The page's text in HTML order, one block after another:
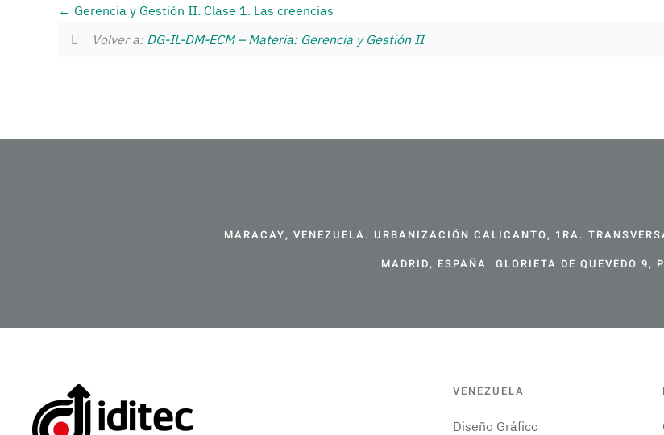
Gerencia y Gestión II. Clase 1. Las creencias
Volver a: DG-IL-DM-ECM – Materia: Gerencia y Gestión II
MARACAY, VENEZUELA. URBANIZACIÓN CALICANTO, 1RA.
MADRID, ESPAÑA. GLORIETA DE QUEVEDO 9,
VENEZUELA
Diseño Gráfico